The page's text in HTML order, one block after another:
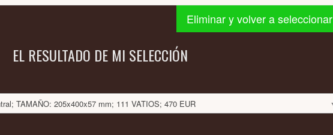
Eliminar y volver a seleccionar
EL RESULTADO DE MI SELECCIÓN
TAMAÑO: 205x400x57 mm; 111 VATIOS; 470 EUR